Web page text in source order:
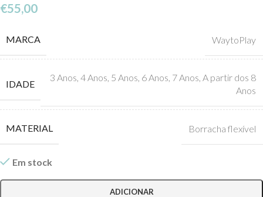
€55,00
MARCA WaytoPlay
IDADE
3 Anos, 4 Anos, 5 Anos, 6 Anos, 7 Anos, A partir dos 8
Anos
MATERIAL Borracha flexível
Em stock
ADICIONAR